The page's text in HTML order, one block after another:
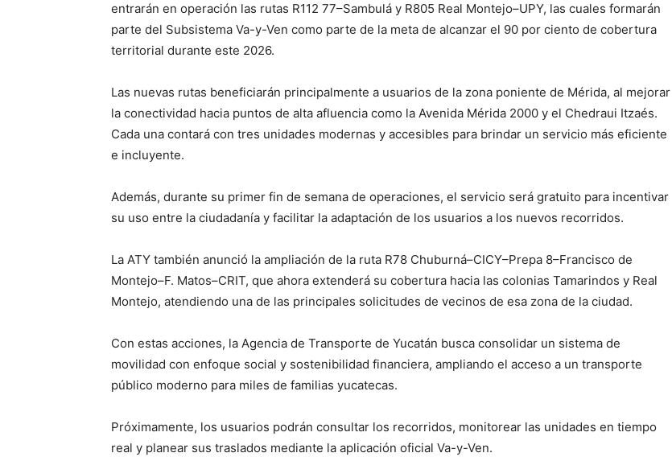
entrarán en operación las rutas R112 77–Sambulá y R805 Real Montejo–UPY, las cuales formarán
parte del Subsistema Va-y-Ven como parte de la meta de alcanzar el 90 por ciento de cobertura
territorial durante este 2026.
Las nuevas rutas beneficiarán principalmente a usuarios de la zona poniente de Mérida, al mejorar
la conectividad hacia puntos de alta afluencia como la Avenida Mérida 2000 y el Chedraui Itzaés.
Cada una contará con tres unidades modernas y accesibles para brindar un servicio más eficiente
e incluyente.
Además, durante su primer fin de semana de operaciones, el servicio será gratuito para incentivar
su uso entre la ciudadanía y facilitar la adaptación de los usuarios a los nuevos recorridos.
La ATY también anunció la ampliación de la ruta R78 Chuburná–CICY–Prepa 8–Francisco de
Montejo–F. Matos–CRIT, que ahora extenderá su cobertura hacia las colonias Tamarindos y Real
Montejo, atendiendo una de las principales solicitudes de vecinos de esa zona de la ciudad.
Con estas acciones, la Agencia de Transporte de Yucatán busca consolidar un sistema de
movilidad con enfoque social y sostenibilidad financiera, ampliando el acceso a un transporte
público moderno para miles de familias yucatecas.
Próximamente, los usuarios podrán consultar los recorridos, monitorear las unidades en tiempo
real y planear sus traslados mediante la aplicación oficial Va-y-Ven.